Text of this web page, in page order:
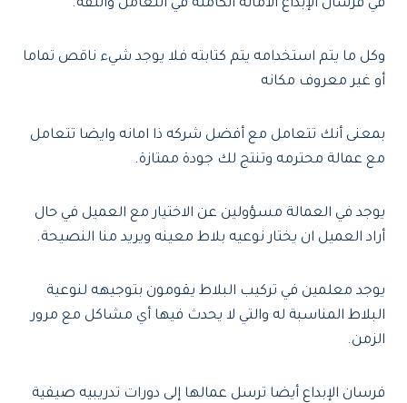
في فرسان الإبداع الأمانة الكاملة في التعامل والثقة.
وكل ما يتم استخدامه يتم كتابته فلا يوجد شيء ناقص تماما
أو غير معروف مكانه
بمعنى أنك تتعامل مع أفضل شركه ذا امانه وايضا تتعامل
مع عمالة محترمه وتنتج لك جودة ممتازة.
يوجد في العمالة مسؤولين عن الاختيار مع العميل في حال
أراد العميل ان يختار نوعيه بلاط معينه ويريد منا النصيحة.
يوجد معلمين في تركيب البلاط يقومون بتوجيهه لنوعية
البلاط المناسبة له والتي لا يحدث فيها أي مشاكل مع مرور
الزمن.
فرسان الإبداع أيضا ترسل عمالها إلى دورات تدريبيه صيفية